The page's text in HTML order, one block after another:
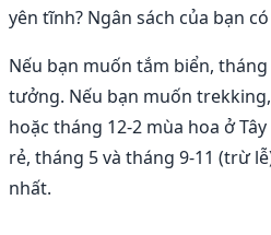
yên tĩnh? Ngân sách của bạn
Nếu bạn muốn tắm biển,
tưởng. Nếu bạn muốn
hoặc tháng 12-2 mùa hoa ở
rẻ, tháng 5 và tháng 9-11 (trừ
nhất.